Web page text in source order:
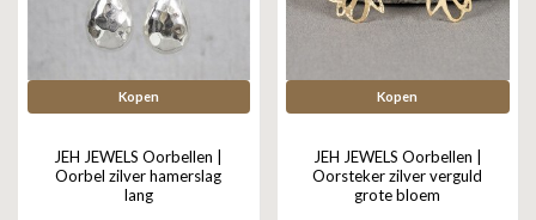
REBEL & ROSE
SILK | SALE
CADEAUTJES VANAF € 100
Kopen
JEH JEWELS Oorbellen |
Oorbel zilver hamerslag
lang
Kopen
JEH JEWELS Oorbellen |
Oorsteker zilver verguld
grote bloem